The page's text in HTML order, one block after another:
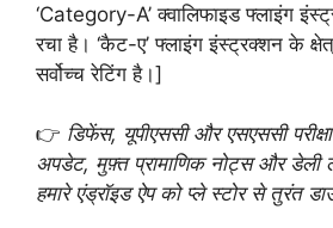
‘Category-A’ क्वालिफाइड फ्लाइंग
रचा है। ‘कैट-ए’ फ्लाइंग इंस्ट्रक्शन के
सर्वोच्च रेटिंग है।]
👉 डिफेंस, यूपीएससी और एसएससी
अपडेट, मुफ़्त प्रामाणिक नोट्स और डेली
हमारे एंड्रॉइड ऐप को प्ले स्टोर से तुरंत